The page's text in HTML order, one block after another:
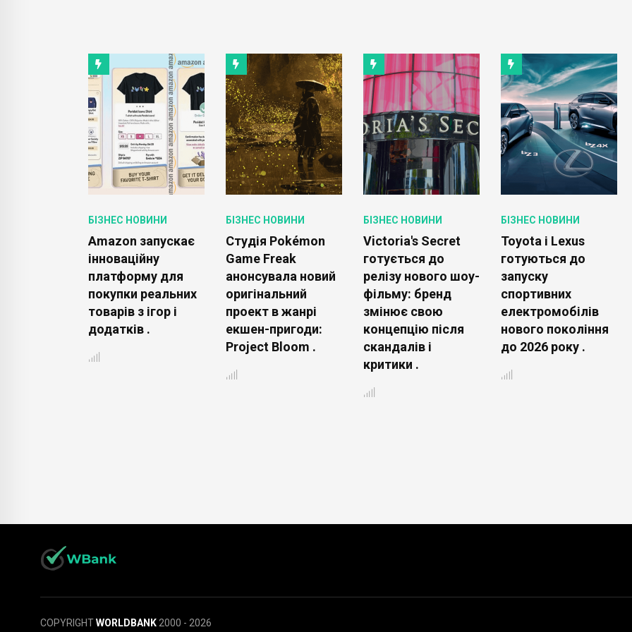
БІЗНЕС НОВИНИ
Amazon запускає
інноваційну
платформу для
покупки реальних
товарів з ігор і
додатків .
БІЗНЕС НОВИНИ
Студія Pokémon
Game Freak
анонсувала новий
оригінальний
проект в жанрі
екшен-пригоди:
Project Bloom .
БІЗНЕС НОВИНИ
Victoria's Secret
готується до
релізу нового шоу-
фільму: бренд
змінює свою
концепцію після
скандалів і
критики .
БІЗНЕС НОВИНИ
Toyota і Lexus
готуються до
запуску
спортивних
електромобілів
нового покоління
до 2026 року .
COPYRIGHTWORLDBANK2000 - 2026